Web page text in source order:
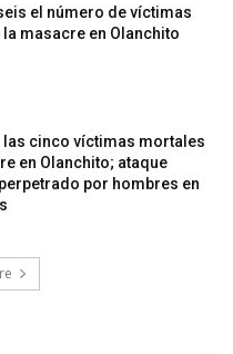
el número de víctimas
masacre en Olanchito
las cinco víctimas mortales
en Olanchito; ataque
por hombres en